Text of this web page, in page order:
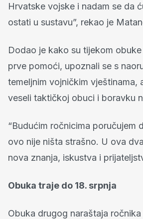
Hrvatske vojske i nadam se da
ostati u sustavu”, rekao je
Dodao je kako su tijekom
prve pomoći, upoznali se s
temeljnim vojničkim vještinama,
veseli taktičkoj obuci i boravku
“Budućim ročnicima poručujem
ovo nije ništa strašno. U ova
nova znanja, iskustva i
Obuka traje do 18. srpnja
Obuka drugog naraštaja ročnika